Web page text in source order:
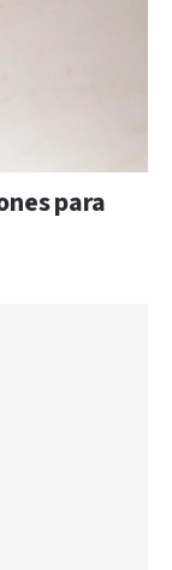
para